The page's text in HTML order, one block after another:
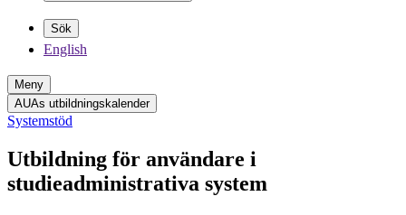
Sök
English
Meny
AUAs utbildningskalender
Systemstöd
Utbildning för användare i
studieadministrativa system